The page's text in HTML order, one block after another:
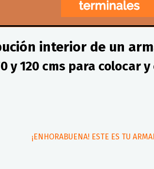
interior de un
y 120 cms para colocar
¡ENHORABUENA! ESTE ES TU